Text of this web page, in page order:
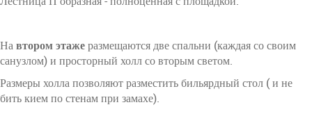
Навтором этажеразмещаются две спальни (каждая со своим
санузлом) и просторный холл со вторым светом.
Размеры холла позволяют разместить бильярдный стол ( и не
бить кием по стенам при замахе).